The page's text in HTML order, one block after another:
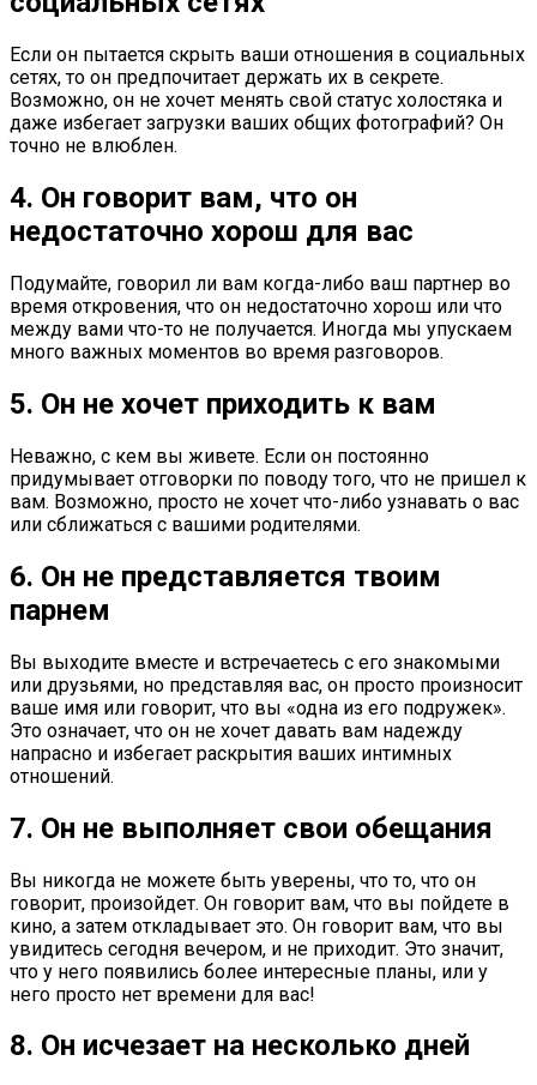
Если он пытается скрыть ваши отношения в социальных
сетях, то он предпочитает держать их в секрете.
Возможно, он не хочет менять свой статус холостяка и
даже избегает загрузки ваших общих фотографий? Он
точно не влюблен.
4. Он говорит вам, что он
недостаточно хорош для вас
Подумайте, говорил ли вам когда-либо ваш партнер во
время откровения, что он недостаточно хорош или что
между вами что-то не получается. Иногда мы упускаем
много важных моментов во время разговоров.
5. Он не хочет приходить к вам
Неважно, с кем вы живете. Если он постоянно
придумывает отговорки по поводу того, что не пришел к
вам. Возможно, просто не хочет что-либо узнавать о вас
или сближаться с вашими родителями.
6. Он не представляется твоим
парнем
Вы выходите вместе и встречаетесь с его знакомыми
или друзьями, но представляя вас, он просто произносит
ваше имя или говорит, что вы «одна из его подружек».
Это означает, что он не хочет давать вам надежду
напрасно и избегает раскрытия ваших интимных
отношений.
7. Он не выполняет свои обещания
Вы никогда не можете быть уверены, что то, что он
говорит, произойдет. Он говорит вам, что вы пойдете в
кино, а затем откладывает это. Он говорит вам, что вы
увидитесь сегодня вечером, и не приходит. Это значит,
что у него появились более интересные планы, или у
него просто нет времени для вас!
8. Он исчезает на несколько дней